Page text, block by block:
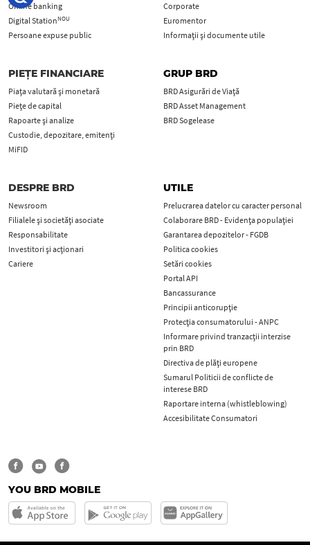
Online banking
Digital StationNOU
Persoane expuse public
Corporate
Euromentor
Informații și documente utile
PIEȚE FINANCIARE
Piața valutară și monetară
Piețe de capital
Rapoarte și analize
Custodie, depozitare, emitenți
MiFID
GRUP BRD
BRD Asigurări de Viață
BRD Asset Management
BRD Sogelease
DESPRE BRD
Newsroom
Filialele și societăți asociate
Responsabilitate
Investitori și acționari
Cariere
UTILE
Prelucrarea datelor cu caracter personal
Colaborare BRD - Evidența populației
Garantarea depozitelor - FGDB
Politica cookies
Setări cookies
Portal API
Bancassurance
Principii anticorupţie
Protecţia consumatorului - ANPC
Informare privind tranzacții interzise
prin BRD
Directiva de plăți europene
Sumarul Politicii de conflicte de
interese BRD
Raportare interna (whistleblowing)
Accesibilitate Consumatori
YOU BRD MOBILE